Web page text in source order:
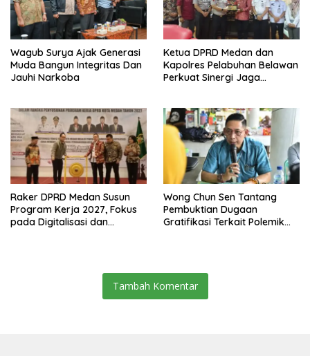
Wagub Surya Ajak Generasi
Muda Bangun Integritas Dan
Jauhi Narkoba
Ketua DPRD Medan dan
Kapolres Pelabuhan Belawan
Perkuat Sinergi Jaga
Belawan
Raker DPRD Medan Susun
Program Kerja 2027, Fokus
pada Digitalisasi dan
Wong Chun Sen Tantang
Pembuktian Dugaan
Gratifikasi Terkait Polemik
Tambah Komentar